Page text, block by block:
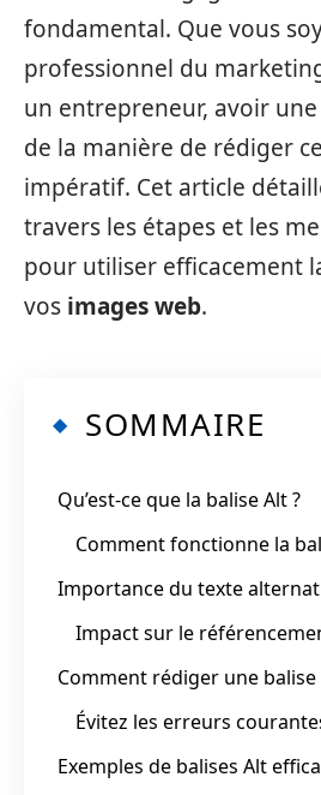
fondamental. Que vous
professionnel du
un entrepreneur, avoir
de la manière de rédiger
impératif. Cet article
travers les étapes et les
pour utiliser efficacement
vos images web.
SOMMAIRE
Qu’est-ce que la balise Alt ?
Comment fonctionne la
Importance du texte
Impact sur le
Comment rédiger une balise
Évitez les erreurs
Exemples de balises Alt